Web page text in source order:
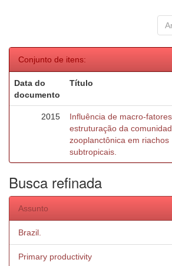
Conjunto de itens:
Data do
documento
Título
2015
Influência de macro-
estruturação da
zooplanctônica em riachos
subtropicais.
Busca refinada
Assunto
Brazil.
Primary productivity